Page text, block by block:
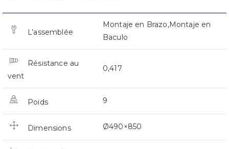
L’assemblée
Montaje en Brazo,Montaje en
Baculo
Résistance au
vent
0,417
Poids 9
Dimensions Ø490×850